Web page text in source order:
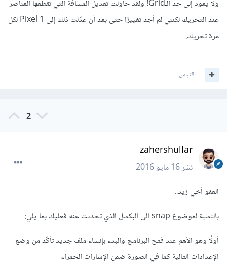
ولا يعود إلى حد الـGrid! ولقد حاولت تعديل المسافة التي تقطعها العناصر
عند التحريك لكنني لم أجد تغييرًا حتى بعد أن عدّلت ذلك إلى 1 Pixel لكل
مرة تحريك.
اقتباس
2
zahershullar
نشر16 مايو 2016
العفو أخي زيد..
بالنسبة لموضوع snap إلى البكسل الذي تحدثت عنه فعليك بما يلي:
أولًأ وهو الأهم عند فتح البرنامج والبدء بإنشاء ملف جديد تأكّد من وضع
الإعدادات التالية كما في الصورة ضمن الإشارات الحمراء